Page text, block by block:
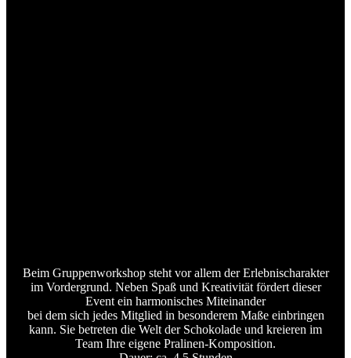
Beim Gruppenworkshop steht vor allem der Erlebnischarakter
im Vordergrund. Neben Spaß und Kreativität fördert dieser
Event ein harmonisches Miteinander
bei dem sich jedes Mitglied in besonderem Maße einbringen
kann. Sie betreten die Welt der Schokolade und kreieren im
Team Ihre eigene Pralinen-Komposition.